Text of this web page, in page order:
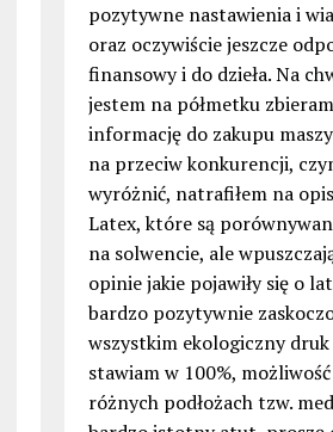
pozytywne nastawienia i
oraz oczywiście jeszcze
finansowy i do dzieła. Na
jestem na półmetku
informację do zakupu
na przeciw konkurencji,
wyróżnić, natrafiłem na
Latex, które są
na solwencie, ale
opinie jakie pojawiły się o
bardzo pozytywnie
wszystkim ekologiczny
stawiam w 100%,
różnych podłożach tzw.